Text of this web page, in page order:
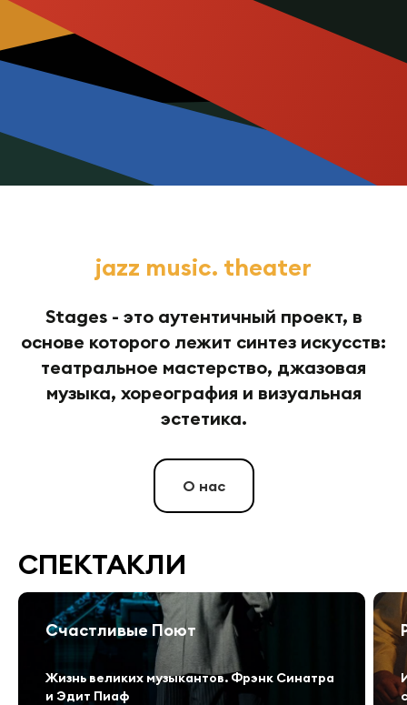
jazz music. theater
Stages - это аутентичный проект, в
основе которого лежит синтез искусств:
театральное мастерство, джазовая
музыка, хореография и визуальная
эстетика.
О нас
СПЕКТАКЛИ
Счастливые Поют
Жизнь великих музыкантов. Фрэнк Синатра
и Эдит Пиаф